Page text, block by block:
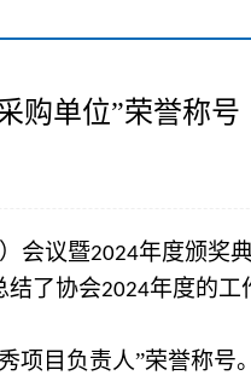
购单位”荣誉称号
会议暨2024年度颁奖
结了协会2024年度的工
项目负责人”荣誉称号